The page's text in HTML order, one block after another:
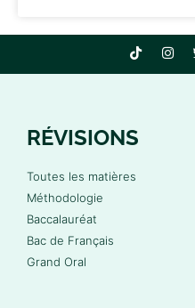
RÉVISIONS
Toutes les matières
Méthodologie
Baccalauréat
Bac de Français
Grand Oral